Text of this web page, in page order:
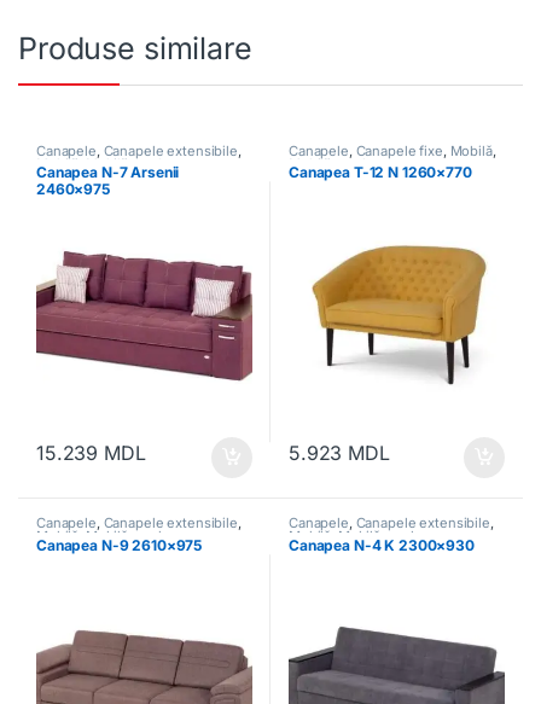
Produse similare
Canapele, Canapele extensibile,
Mobilă Mobilă moale
Canapea N-7 Arsenii
2460×975
15.239 MDL
Canapele, Canapele fixe, Mobilă,
Mobilă moale
Canapea T-12 N 1260×770
5.923 MDL
Canapele, Canapele extensibile,
Mobilă Mobilă moale
Canapea N-9 2610×975
Canapele, Canapele extensibile,
Mobilă Mobilă moale
Canapea N-4 K 2300×930